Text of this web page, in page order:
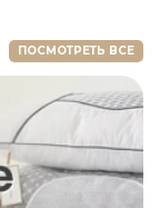
ПОСМОТРЕТЬ ВСЕ